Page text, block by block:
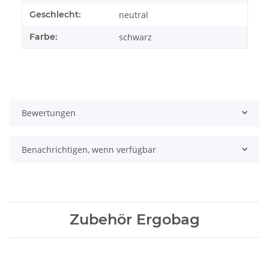
Geschlecht: neutral
Farbe: schwarz
Bewertungen
Benachrichtigen, wenn verfügbar
Zubehör Ergobag